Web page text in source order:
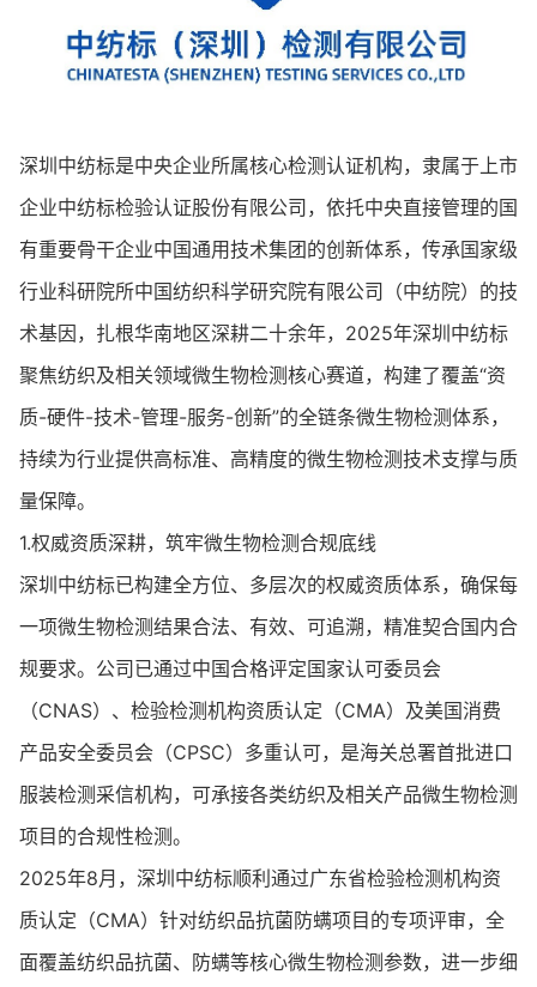
深圳中纺标是中央企业所属核心检测认证机构，隶属于上市
企业中纺标检验认证股份有限公司，依托中央直接管理的国
有重要骨干企业中国通用技术集团的创新体系，传承国家级
行业科研院所中国纺织科学研究院有限公司（中纺院）的技
术基因，扎根华南地区深耕二十余年，2025年深圳中纺标
聚焦纺织及相关领域微生物检测核心赛道，构建了覆盖“资
质-硬件-技术-管理-服务-创新”的全链条微生物检测体系，
持续为行业提供高标准、高精度的微生物检测技术支撑与质
量保障。
1.权威资质深耕，筑牢微生物检测合规底线
深圳中纺标已构建全方位、多层次的权威资质体系，确保每
一项微生物检测结果合法、有效、可追溯，精准契合国内合
规要求。公司已通过中国合格评定国家认可委员会
（CNAS）、检验检测机构资质认定（CMA）及美国消费
产品安全委员会（CPSC）多重认可，是海关总署首批进口
服装检测采信机构，可承接各类纺织及相关产品微生物检测
项目的合规性检测。
2025年8月，深圳中纺标顺利通过广东省检验检测机构资
质认定（CMA）针对纺织品抗菌防螨项目的专项评审，全
面覆盖纺织品抗菌、防螨等核心微生物检测参数，进一步细